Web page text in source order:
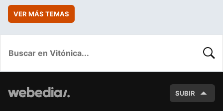
VER MÁS TEMAS
SUBIR